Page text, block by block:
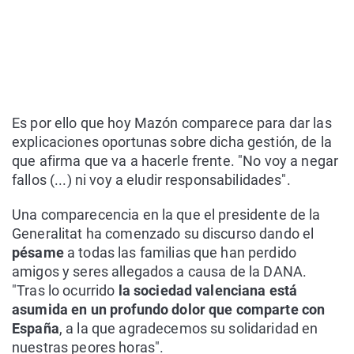
Es por ello que hoy Mazón comparece para dar las
explicaciones oportunas sobre dicha gestión, de la
que afirma que va a hacerle frente. "No voy a negar
fallos (...) ni voy a eludir responsabilidades".
Una comparecencia en la que el presidente de la
Generalitat ha comenzado su discurso dando el
pésame a todas las familias que han perdido
amigos y seres allegados a causa de la DANA.
"Tras lo ocurrido la sociedad valenciana está
asumida en un profundo dolor que comparte con
España, a la que agradecemos su solidaridad en
nuestras peores horas".